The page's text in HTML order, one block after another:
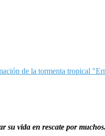
de la tormenta tropical
su vida en rescate por muchos.